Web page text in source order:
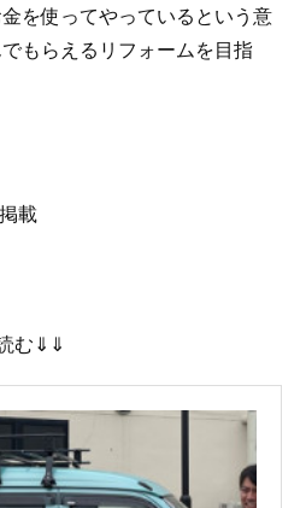
を使ってやっているという意
もらえるリフォームを目指
載
む⇓⇓